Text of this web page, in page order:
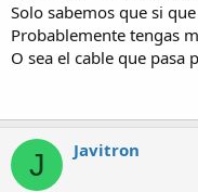
mejor dejarla en paz.
Por canbus no quiero
conocimientos tendría
Solo sabemos que si
Probablemente tengas
O sea el cable que pasa
J Javitron